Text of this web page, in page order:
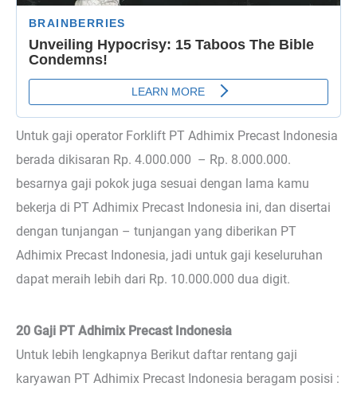
Untuk gaji operator Forklift PT Adhimix Precast Indonesia
berada dikisaran Rp. 4.000.000 – Rp. 8.000.000.
besarnya gaji pokok juga sesuai dengan lama kamu
bekerja di PT Adhimix Precast Indonesia ini, dan disertai
dengan tunjangan – tunjangan yang diberikan PT
Adhimix Precast Indonesia, jadi untuk gaji keseluruhan
dapat meraih lebih dari Rp. 10.000.000 dua digit.
20 Gaji PT Adhimix Precast Indonesia
Untuk lebih lengkapnya Berikut daftar rentang gaji
karyawan PT Adhimix Precast Indonesia beragam posisi :